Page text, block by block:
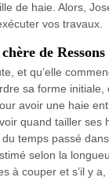
de haie. Alors,
vos travaux.
de
et qu’elle
sa forme initiale,
avoir une haie
quand tailler ses
temps passé
selon la
à couper et s’il y